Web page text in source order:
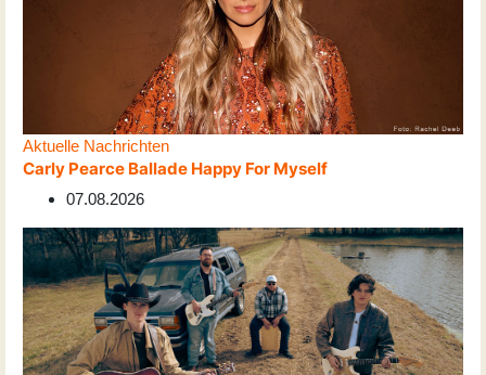
Aktuelle Nachrichten
Carly Pearce Ballade Happy For Myself
07.08.2026